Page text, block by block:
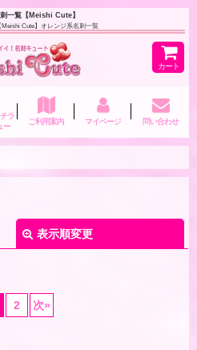
一覧【Meishi Cute】
Cute】オレンジ系名刺一覧
カート
ラ
ー
ご利用案内 マイページ 問い合わせ
表示順変更
2 次»